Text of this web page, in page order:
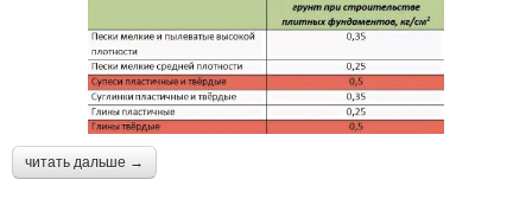
читать дальше →